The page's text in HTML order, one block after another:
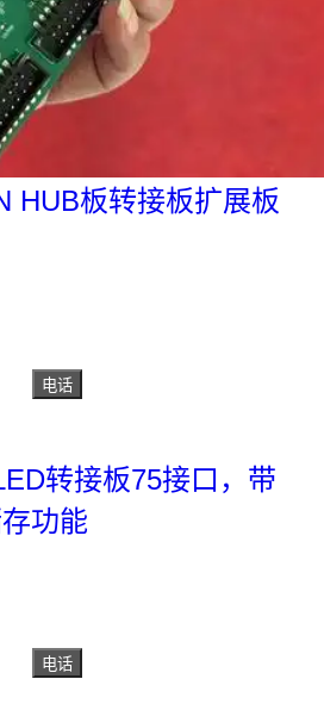
HUB板转接板扩展板
电话
转接板75接口，带
功能
电话